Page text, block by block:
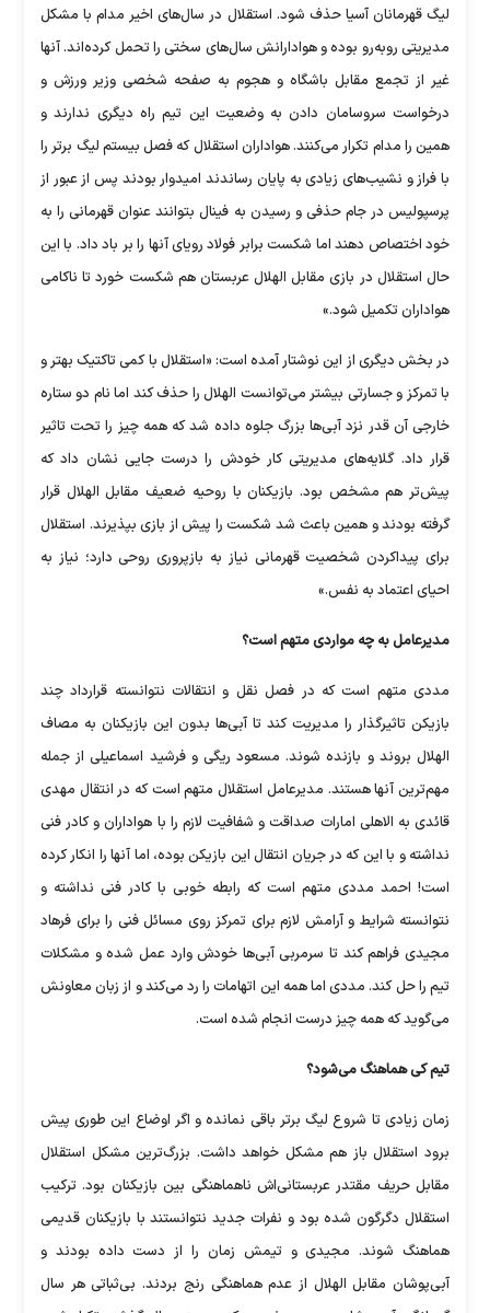
لیگ قهرمانان آسیا حذف شود. استقلال در سال‌های اخیر مدام با مشکل
مدیریتی روبه‌رو بوده و هوادارانش سال‌های سختی را تحمل کرده‌اند. آنها
غیر از تجمع مقابل باشگاه و هجوم به صفحه شخصی وزیر ورزش و
درخواست سروسامان دادن به وضعیت این تیم راه دیگری ندارند و
همین را مدام تکرار می‌کنند. هواداران استقلال که فصل بیستم لیگ برتر را
با فراز و نشیب‌های زیادی به پایان رساندند امیدوار بودند پس از عبور از
پرسپولیس در جام حذفی و رسیدن به فینال بتوانند عنوان قهرمانی را به
خود اختصاص دهند اما شکست برابر فولاد رویای آنها را بر باد داد. با این
حال استقلال در بازی مقابل الهلال عربستان هم شکست خورد تا ناکامی
هواداران تکمیل شود.»
در بخش دیگری از این نوشتار آمده است: «استقلال با کمی تاکتیک بهتر و
با تمرکز و جسارتی بیشتر می‌توانست الهلال را حذف کند اما نام دو ستاره
خارجی آن قدر نزد آبی‌ها بزرگ جلوه داده شد که همه چیز را تحت تاثیر
قرار داد. گلایه‌های مدیریتی کار خودش را درست جایی نشان داد که
پیش‌تر هم مشخص بود. بازیکنان با روحیه ضعیف مقابل الهلال قرار
گرفته بودند و همین باعث شد شکست را پیش از بازی بپذیرند. استقلال
برای پیداکردن شخصیت قهرمانی نیاز به بازپروری روحی دارد؛ نیاز به
احیای اعتماد به نفس.»
مدیرعامل به چه مواردی متهم است؟
مددی متهم است که در فصل نقل و انتقالات نتوانسته قرارداد چند
بازیکن تاثیرگذار را مدیریت کند تا آبی‌ها بدون این بازیکنان به مصاف
الهلال بروند و بازنده شوند. مسعود ریگی و فرشید اسماعیلی از جمله
مهم‌ترین آنها هستند. مدیرعامل استقلال متهم است که در انتقال مهدی
قائدی به الاهلی امارات صداقت و شفافیت لازم را با هواداران و کادر فنی
نداشته و با این که در جریان انتقال این بازیکن بوده، اما آنها را انکار کرده
است! احمد مددی متهم است که رابطه خوبی با کادر فنی نداشته و
نتوانسته شرایط و آرامش لازم برای تمرکز روی مسائل فنی را برای فرهاد
مجیدی فراهم کند تا سرمربی آبی‌ها خودش وارد عمل شده و مشکلات
تیم را حل کند. مددی اما همه این اتهامات را رد می‌کند و از زبان معاونش
می‌گوید که همه چیز درست انجام شده است.
تیم کی هماهنگ می‌شود؟
زمان زیادی تا شروع لیگ برتر باقی نمانده و اگر اوضاع این‌ طوری پیش
برود استقلال باز هم مشکل خواهد داشت. بزرگ‌ترین مشکل استقلال
مقابل حریف مقتدر عربستانی‌اش ناهماهنگی بین بازیکنان بود. ترکیب
استقلال دگرگون شده بود و نفرات جدید نتوانستند با بازیکنان قدیمی
هماهنگ شوند. مجیدی و تیمش زمان را از دست داده بودند و
آبی‌پوشان مقابل الهلال از عدم هماهنگی رنج بردند. بی‌ثباتی هر سال